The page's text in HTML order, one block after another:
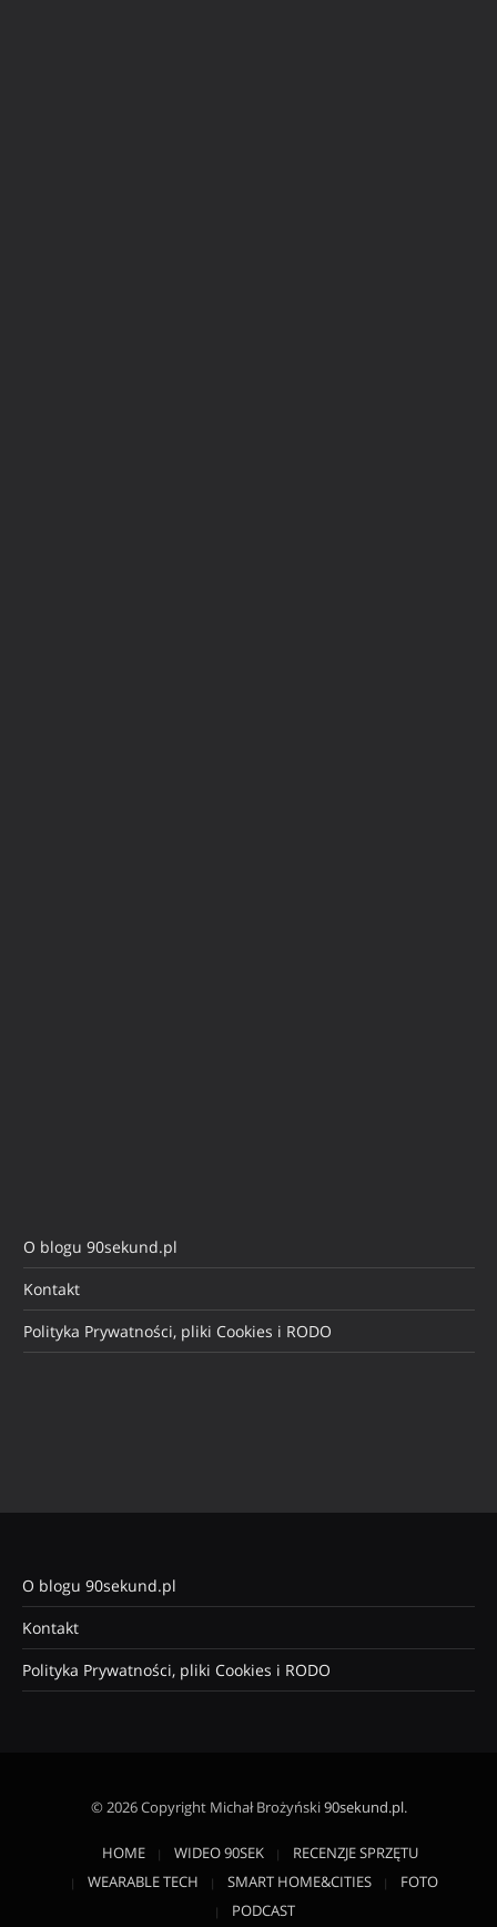
O blogu 90sekund.pl
Kontakt
Polityka Prywatności, pliki Cookies i RODO
O blogu 90sekund.pl
Kontakt
Polityka Prywatności, pliki Cookies i RODO
© 2026 Copyright Michał Brożyński90sekund.pl.
HOME WIDEO 90SEK
RECENZJE SPRZĘTU
WEARABLE TECH
SMART HOME&CITIES
FOTO
PODCAST